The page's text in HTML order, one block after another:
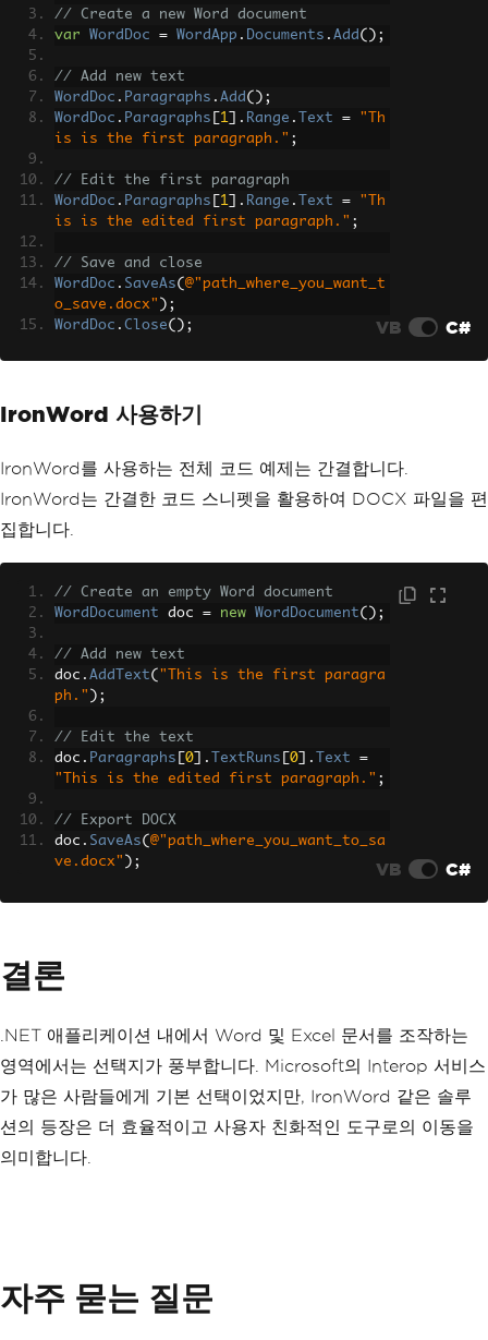
// Create a new Word document
var
WordDoc = WordApp . Documents . Add ();
// Add new text
WordDoc . Paragraphs . Add ();
WordDoc . Paragraphs 1 ]. Range . Text =
"Th
is is the first paragraph." ;
// Edit the first paragraph
WordDoc . Paragraphs 1 ]. Range . Text =
"Th
is is the edited first paragraph." ;
// Save and close
WordDoc . SaveAs( @"path_where_you_want_t
o_save.docx" );
WordDoc . Close();
VB C#
IronWord 사용하기
IronWord를 사용하는 전체 코드 예제는 간결합니다.
IronWord는 간결한 코드 스니펫을 활용하여 DOCX 파일을 편
집합니다.
// Create an empty Word document
WordDocument doc = new WordDocument();
// Add new text
doc . AddText( "This is the first paragra
ph." );
// Edit the text
doc . Paragraphs 0 ]. TextRuns 0 ]. Text
=
"This is the edited first paragraph." ;
// Export DOCX
doc . SaveAs( @"path_where_you_want_to_sa
ve.docx" ); VB C#
결론
.NET 애플리케이션 내에서 Word 및 Excel 문서를 조작하는
영역에서는 선택지가 풍부합니다. Microsoft의 Interop 서비스
가 많은 사람들에게 기본 선택이었지만, IronWord 같은 솔루
션의 등장은 더 효율적이고 사용자 친화적인 도구로의 이동을
의미합니다.
자주 묻는 질문